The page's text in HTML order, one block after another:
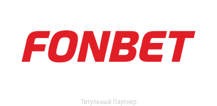
Титульный Партнер